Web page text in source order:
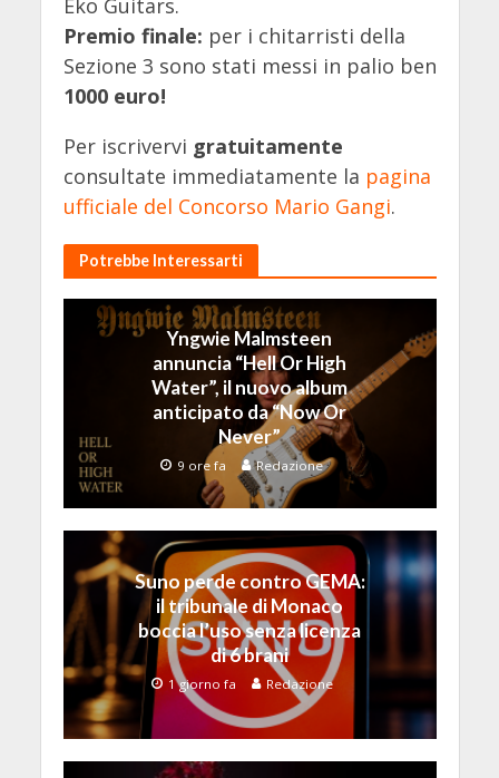
Eko Guitars.
Premio finale: per i chitarristi della
Sezione 3 sono stati messi in palio ben
1000 euro!
Per iscrivervi gratuitamente
consultate immediatamente la pagina
ufficiale del Concorso Mario Gangi.
Potrebbe Interessarti
Yngwie Malmsteen
annuncia “Hell Or High
Water”, il nuovo album
anticipato da “Now Or
Never”
9 ore fa Redazione
Suno perde contro GEMA:
il tribunale di Monaco
boccia l’uso senza licenza
di 6 brani
1 giorno fa Redazione